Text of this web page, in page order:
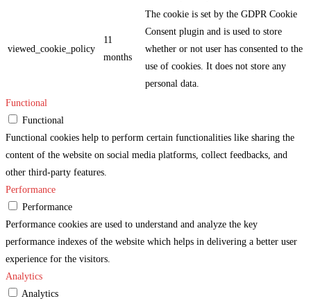
viewed_cookie_policy
11
months
The cookie is set by the GDPR Cookie
Consent plugin and is used to store
whether or not user has consented to the
use of cookies. It does not store any
personal data.
Functional
Functional
Functional cookies help to perform certain functionalities like sharing the
content of the website on social media platforms, collect feedbacks, and
other third-party features.
Performance
Performance
Performance cookies are used to understand and analyze the key
performance indexes of the website which helps in delivering a better user
experience for the visitors.
Analytics
Analytics